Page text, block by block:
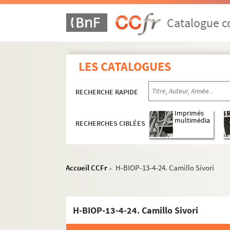
Catalogue
LES CATALOGUES
RECHERCHE RAPIDE
RECHERCHES CIBLÉES
Imprimés
multimédia
Accueil CCFr > H-BIOP-13-4-24. Camillo Sivori
H-BIOP-13-4-24. Camillo Sivori
H-BIOP-12. Portraits d'artistes : arts,
H-BIOP-13. Portraits de musiciens